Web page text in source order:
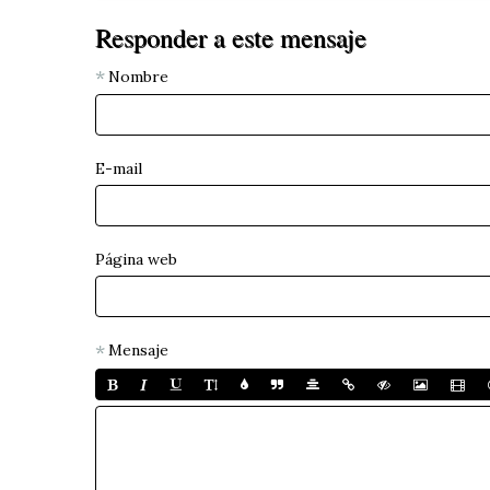
Responder a este mensaje
Nombre
E-mail
Página web
Mensaje